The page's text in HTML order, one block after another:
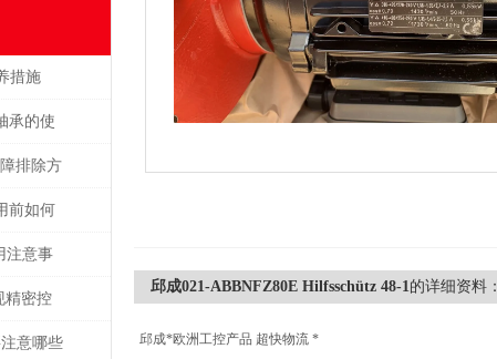
措施
承的使
排除方
前如何
注意事
精密控
意哪些
邱成021-ABBNFZ80E Hilfsschütz 48-1的详细资料：
邱成*欧洲工控产品 超快物流 *